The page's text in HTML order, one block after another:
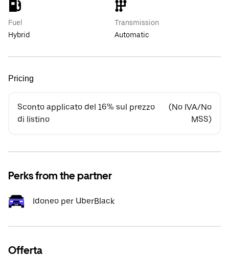
Fuel
Hybrid
Transmission
Automatic
Pricing
Sconto applicato del 16% sul prezzo
di listino
(No IVA/No
MSS)
Perks from the partner
Idoneo per UberBlack
Offerta